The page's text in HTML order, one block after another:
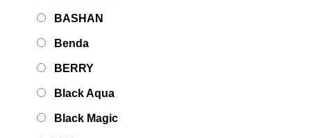
BASHAN
Benda
BERRY
Black Aqua
Black Magic